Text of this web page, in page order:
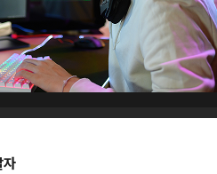
자